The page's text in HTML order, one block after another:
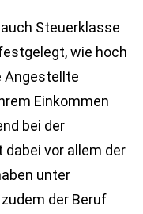
Steuerklasse
wie hoch
Angestellte
Einkommen
bei der
vor allem der
unter
der Beruf